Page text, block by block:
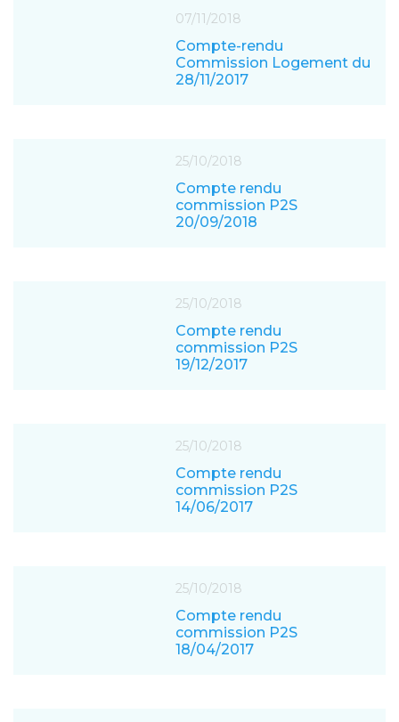
07/11/2018
Compte-rendu
Commission Logement du
28/11/2017
25/10/2018
Compte rendu
commission P2S
20/09/2018
25/10/2018
Compte rendu
commission P2S
19/12/2017
25/10/2018
Compte rendu
commission P2S
14/06/2017
25/10/2018
Compte rendu
commission P2S
18/04/2017